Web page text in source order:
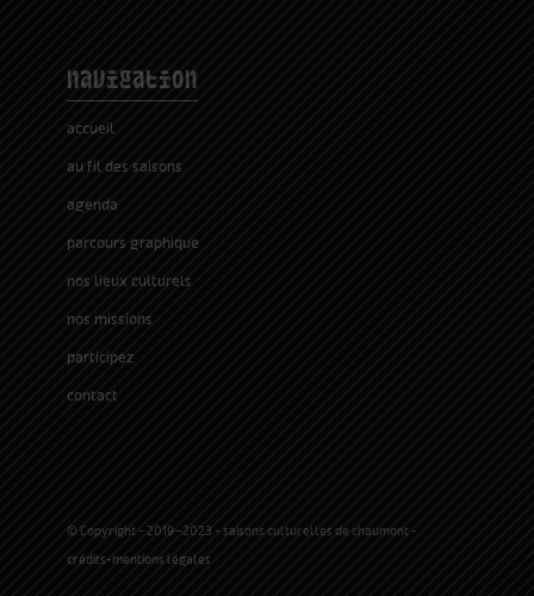
navigation
accueil
au fil des saisons
agenda
parcours graphique
nos lieux culturels
nos missions
participez
contact
© Copyright - 2019-2023 - saisons culturelles de chaumont -
crédits-mentions légales